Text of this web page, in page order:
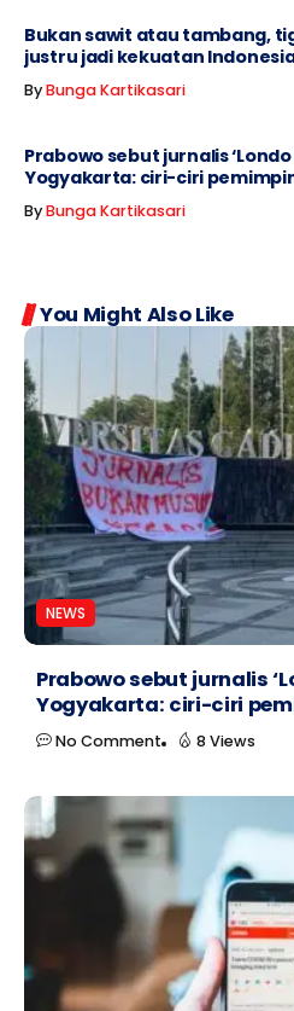
Bukan sawit atau tambang,
justru jadi kekuatan
ByBunga Kartikasari
Prabowo sebut jurnalis ‘Londo
Yogyakarta: ciri-ciri
ByBunga Kartikasari
You Might Also Like
NEWS
Prabowo sebut jurnalis
Yogyakarta: ciri-ciri
No Comment 8 Views